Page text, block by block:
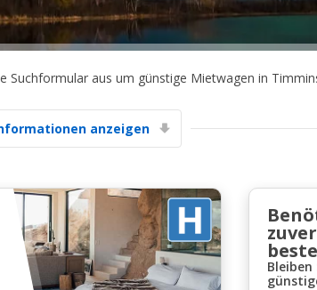
Partnerangeboten
Mit eLink anmelden
Suchformular aus um günstige Mietwagen in
anzeigen